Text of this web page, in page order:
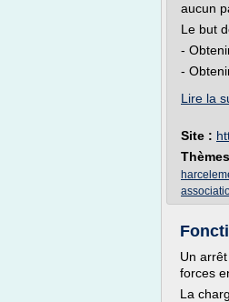
aucun
Le but
-
-
Lire la
Site :
Un
forces
La